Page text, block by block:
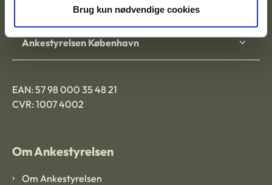
Brug kun nødvendige cookies
Ankestyrelsen Aalborg
Ankestyrelsen København
EAN: 57 98 000 35 48 21
CVR: 1007 4002
Om Ankestyrelsen
Om Ankestyrelsen